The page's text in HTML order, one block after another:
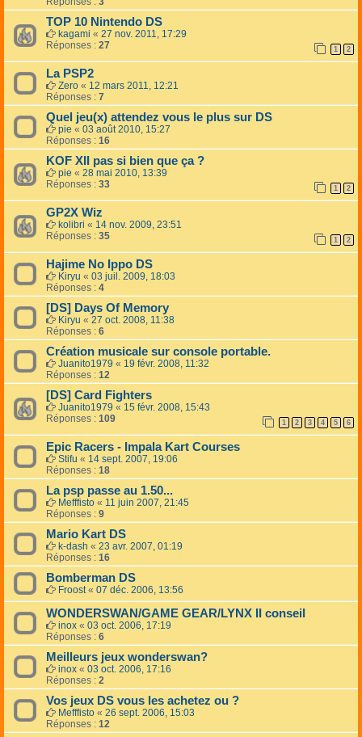
TOP 10 Nintendo DS
kagami « 27 nov. 2011, 17:29
Réponses : 27 1 2
La PSP2
Zero « 12 mars 2011, 12:21
Réponses : 7
Quel jeu(x) attendez vous le plus sur DS
pie « 03 août 2010, 15:27
Réponses : 16
KOF XII pas si bien que ça ?
pie « 28 mai 2010, 13:39
Réponses : 33 1 2
GP2X Wiz
kolibri « 14 nov. 2009, 23:51
Réponses : 35 1 2
Hajime No Ippo DS
Kiryu « 03 juil. 2009, 18:03
Réponses : 4
[DS] Days Of Memory
Kiryu « 27 oct. 2008, 11:38
Réponses : 6
Création musicale sur console portable.
Juanito1979 « 19 févr. 2008, 11:32
Réponses : 12
[DS] Card Fighters
Juanito1979 « 15 févr. 2008, 15:43
Réponses : 109 1 2 3 4 5 6
Epic Racers - Impala Kart Courses
Stifu « 14 sept. 2007, 19:06
Réponses : 18
La psp passe au 1.50...
Mefffisto « 11 juin 2007, 21:45
Réponses : 9
Mario Kart DS
k-dash « 23 avr. 2007, 01:19
Réponses : 16
Bomberman DS
Froost« 07 déc. 2006, 13:56
WONDERSWAN/GAME GEAR/LYNX II conseil
inox « 03 oct. 2006, 17:19
Réponses : 6
Meilleurs jeux wonderswan?
inox « 03 oct. 2006, 17:16
Réponses : 2
Vos jeux DS vous les achetez ou ?
Mefffisto « 26 sept. 2006, 15:03
Réponses : 12